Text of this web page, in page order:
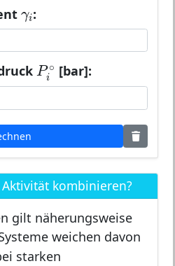
γi
γi:
P ∘
i
Pi∘ [bar]:
kombinieren?
gilt näherungsweise
weichen davon
starken